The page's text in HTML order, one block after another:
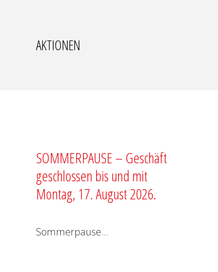
AKTIONEN
SOMMERPAUSE – Geschäft
geschlossen bis und mit
Montag, 17. August 2026.
Sommerpause